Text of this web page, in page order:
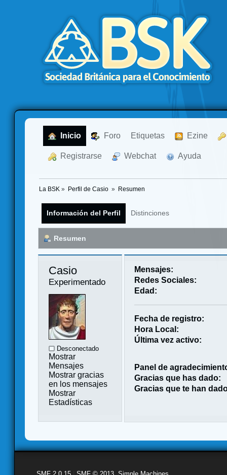
Inicio Foro Etiquetas Ezine
Registrarse Webchat Ayuda
La BSK » Perfil de Casio » Resumen
Información del Perfil Distinciones
Resumen
Casio
Experimentado
Desconectado
Mostrar
Mensajes
Mostrar gracias
en los mensajes
Mostrar
Estadísticas
Mensajes:
Redes Sociales:
Edad:
Fecha de registro:
Hora Local:
Última vez activo:
Panel de
Gracias que has dado:
Gracias que te han